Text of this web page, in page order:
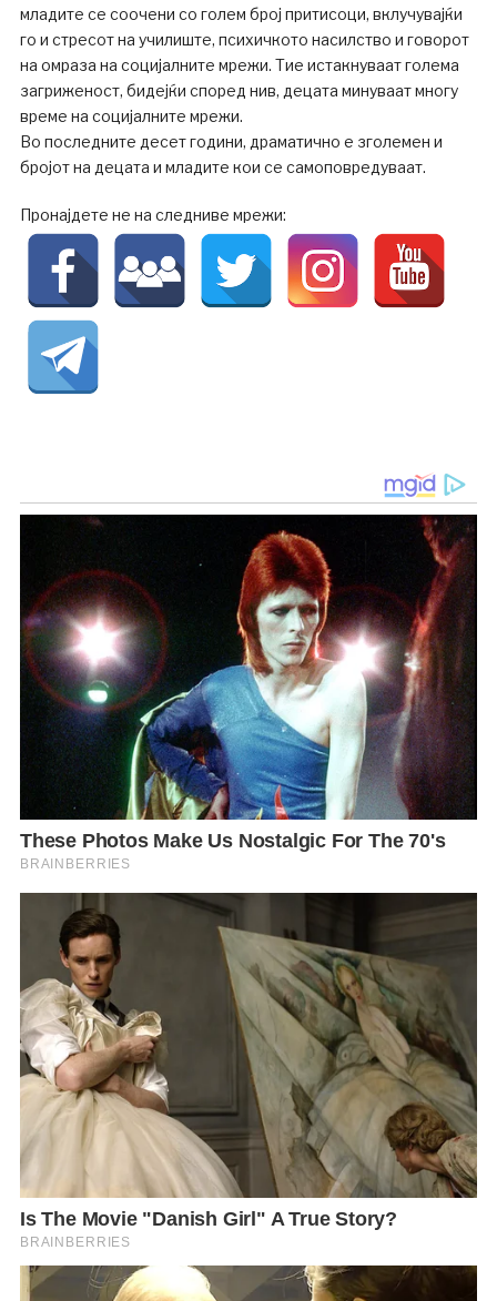
младите се соочени со голем број притисоци, вклучувајќи
го и стресот на училиште, психичкото насилство и говорот
на омраза на социјалните мрежи. Тие истакнуваат голема
загриженост, бидејќи според нив, децата минуваат многу
време на социјалните мрежи.
Во последните десет години, драматично е зголемен и
бројот на децата и младите кои се самоповредуваат.
Пронајдете не на следниве мрежи: